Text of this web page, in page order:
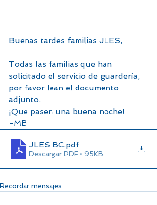
Buenas tardes familias JLES,
Todas las familias que han
solicitado el servicio de guardería,
por favor lean el documento
adjunto.
¡Que pasen una buena noche!
-MB
JLES BC.pdf
Descargar PDF • 95KB
Recordar mensajes